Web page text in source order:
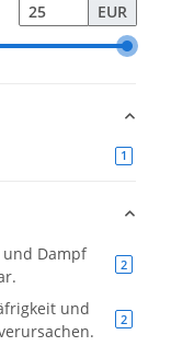
EUR
1Artikel
und Dampf
2Artikel
und
2Artikel